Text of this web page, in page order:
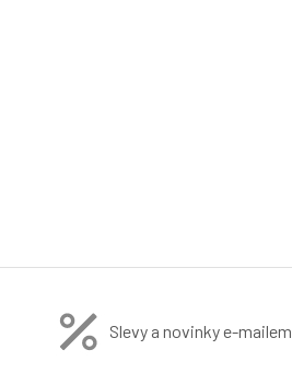
Slevy a novinky e-mailem